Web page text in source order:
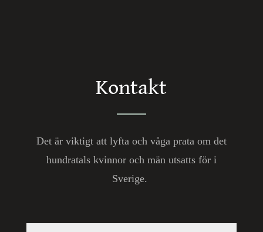
Kontakt
Det är viktigt att lyfta och våga prata om det
hundratals kvinnor och män utsatts för i
Sverige.